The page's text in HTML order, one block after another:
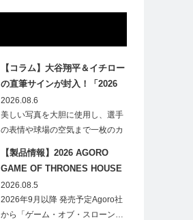
【コラム】大谷翔平＆イチロー
の直筆サインが封入！「2026
Topps NPB Stadium Club」が
見逃せない
2026.08.6
美しい写真を大胆に使用し、選手
の表情や球場の空気まで一枚のカ
【製品情報】2026 AGORO
GAME OF THRONES HOUSE
STARK BLIND BOX
2026.08.5
2026年9月以降 発売予定Agoro社
から「ゲーム・オブ・スローン…